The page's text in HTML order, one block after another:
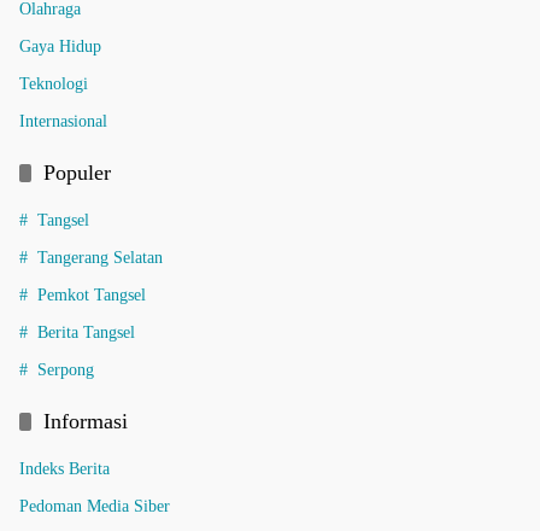
Olahraga
Gaya Hidup
Teknologi
Internasional
Populer
Tangsel
Tangerang Selatan
Pemkot Tangsel
Berita Tangsel
Serpong
Informasi
Indeks Berita
Pedoman Media Siber